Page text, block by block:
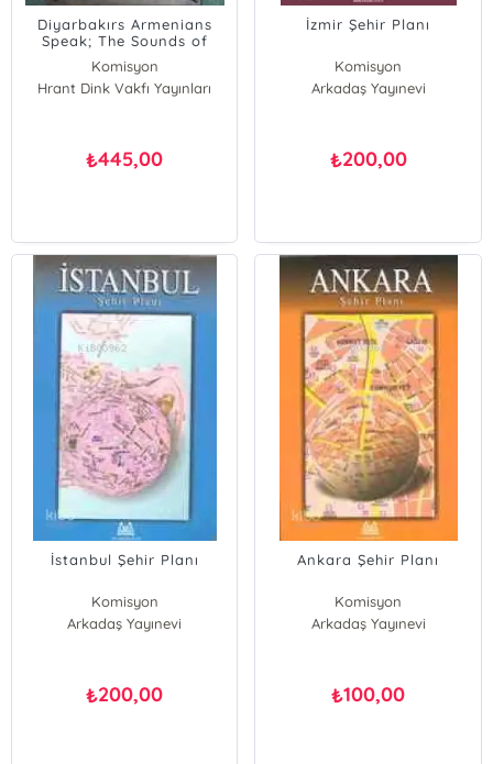
Diyarbakırs Armenians
Speak; The Sounds of
Komisyon
Hrant Dink Vakfı Yayınları
₺445,00
İzmir Şehir Planı
Komisyon
Arkadaş Yayınevi
₺200,00
İstanbul Şehir Planı
Komisyon
Arkadaş Yayınevi
₺200,00
Ankara Şehir Planı
Komisyon
Arkadaş Yayınevi
₺100,00